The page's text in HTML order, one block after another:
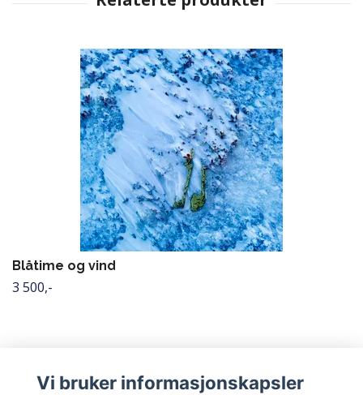
Blåtime og vind
3 500,-
Vi bruker informasjonskapsler